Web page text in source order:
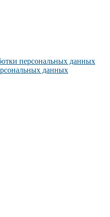
персональных данных
данных